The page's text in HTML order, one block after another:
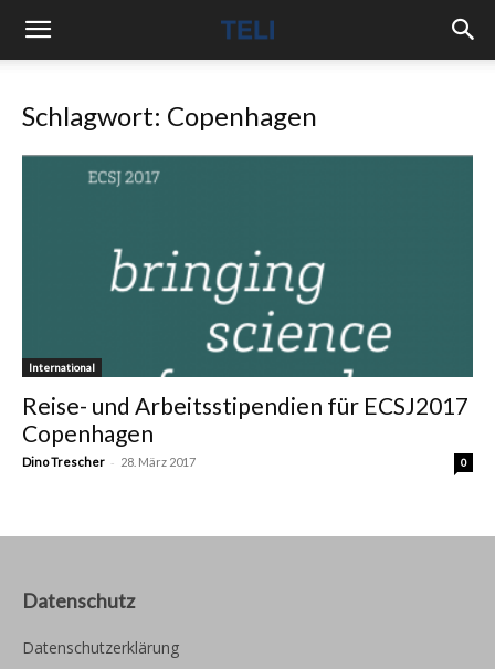
Schlagwort: Copenhagen
International
Reise- und Arbeitsstipendien für ECSJ2017
Copenhagen
Dino Trescher - 28. März 2017 0
Datenschutz
Datenschutzerklärung